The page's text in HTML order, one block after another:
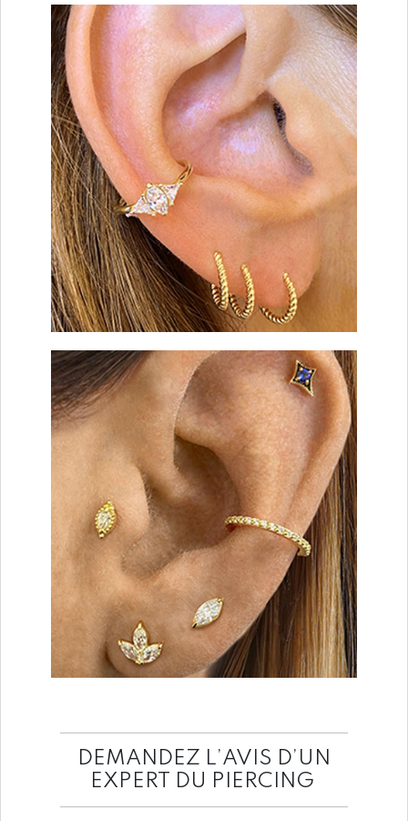
DEMANDEZ L’AVIS D’UN
EXPERT DU PIERCING